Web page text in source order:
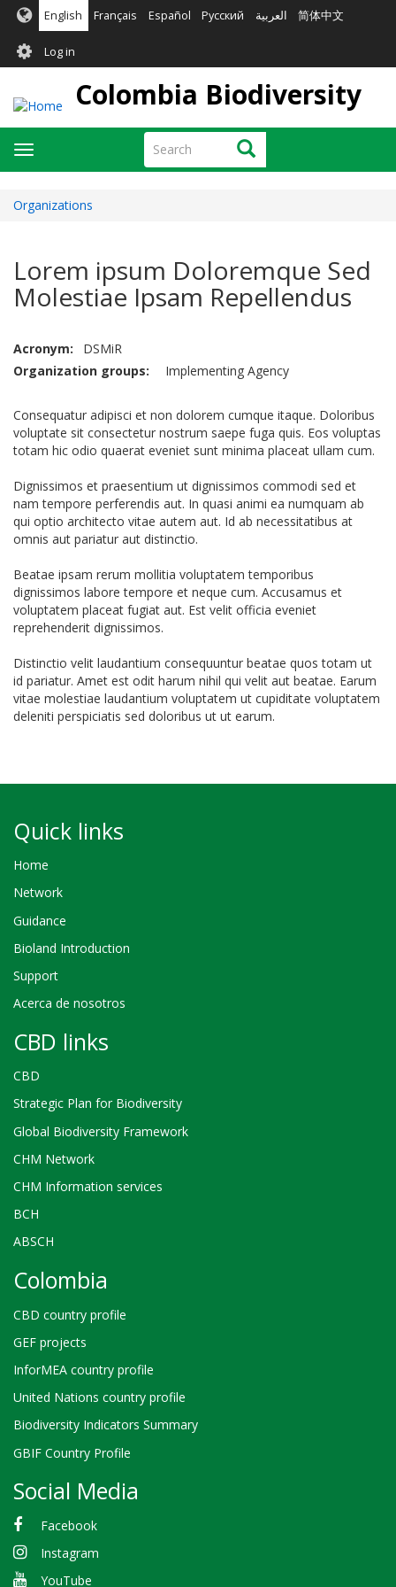
Skip
main
content
English Français Español Русский العربية 简体中文
User
account
menu
Log in
Colombia Biodiversity
Search Search
Toggle
navigation
Organizations
Lorem ipsum Doloremque Sed
Molestiae Ipsam Repellendus
Acronym
DSMiR
Organization groups
Implementing Agency
Consequatur adipisci et non dolorem cumque itaque. Doloribus
voluptate sit consectetur nostrum saepe fuga quis. Eos voluptas
totam hic odio quaerat eveniet sunt minima placeat ullam cum.
Dignissimos et praesentium ut dignissimos commodi sed et
nam tempore perferendis aut. In quasi animi ea numquam ab
qui optio architecto vitae autem aut. Id ab necessitatibus at
omnis aut pariatur aut distinctio.
Beatae ipsam rerum mollitia voluptatem temporibus
dignissimos labore tempore et neque cum. Accusamus et
voluptatem placeat fugiat aut. Est velit officia eveniet
reprehenderit dignissimos.
Distinctio velit laudantium consequuntur beatae quos totam ut
id pariatur. Amet est odit harum nihil qui velit aut beatae. Earum
vitae molestiae laudantium voluptatem ut cupiditate voluptatem
deleniti perspiciatis sed doloribus ut ut earum.
Quick links
Home
Network
Guidance
Bioland Introduction
Support
Acerca de nosotros
CBD links
CBD
Strategic Plan for Biodiversity
Global Biodiversity Framework
CHM Network
CHM Information services
BCH
ABSCH
Colombia
CBD country profile
GEF projects
InforMEA country profile
United Nations country profile
Biodiversity Indicators Summary
GBIF Country Profile
Social Media
Facebook
Instagram
YouTube